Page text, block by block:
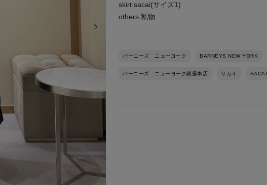
次の画像
skirt:sacai(サイズ1)
others:私物
バーニーズ ニューヨーク BARNEYS NEW YORK
バーニーズ ニューヨーク銀座本店 サカイ SACAI